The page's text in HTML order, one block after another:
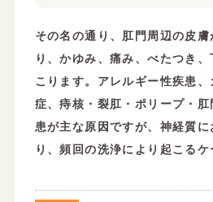
その名の通り、肛門周辺の皮
り、かゆみ、痛み、べたつき
こります。アレルギー性疾患
症、痔核・裂肛・ポリープ・
患が主な原因ですが、神経質
り、頻回の洗浄により起こるケ